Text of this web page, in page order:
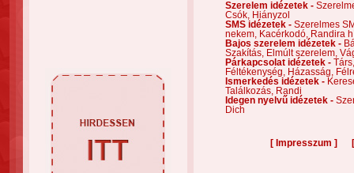
Szerelem idézetek -
Csók,
Hiányzol
SMS idézetek - Szerelmes
nekem,
Kacérkodó,
Randira
Bajos szerelem idézetek -
Szakítás,
Elmúlt szerelem,
Párkapcsolat idézetek -
Féltékenység,
Házasság,
Ismerkedés idézetek -
Találkozás,
Randi
Idegen nyelvű idézetek -
Dich
[ Impresszum ]